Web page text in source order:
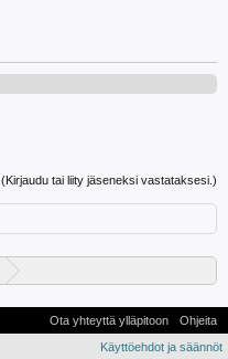
(Kirjaudu tai liity jäseneksi vastataksesi.)
Ota yhteyttä ylläpitoon
Ohjeita
Käyttöehdot ja säännöt